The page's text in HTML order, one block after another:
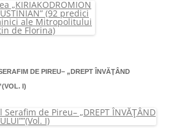
DE PIREU– „DREPT ÎNVĂŢÂND
I)